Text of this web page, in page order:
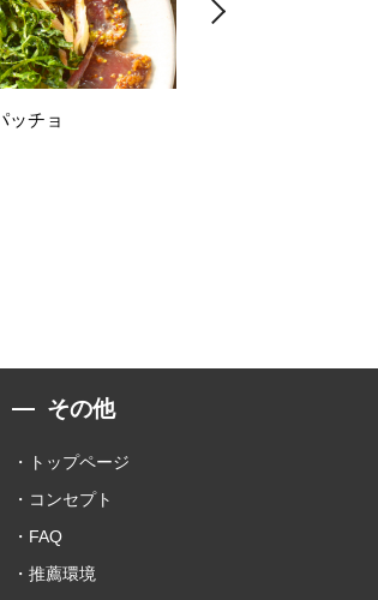
ッチョ
その他
トップページ
コンセプト
FAQ
推薦環境